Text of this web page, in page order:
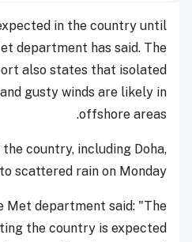
in the country until
department has said. The
also states that isolated
gusty winds are likely in
offshore areas.
country, including Doha,
scattered rain on Monday.
Met department said: "The
the country is expected